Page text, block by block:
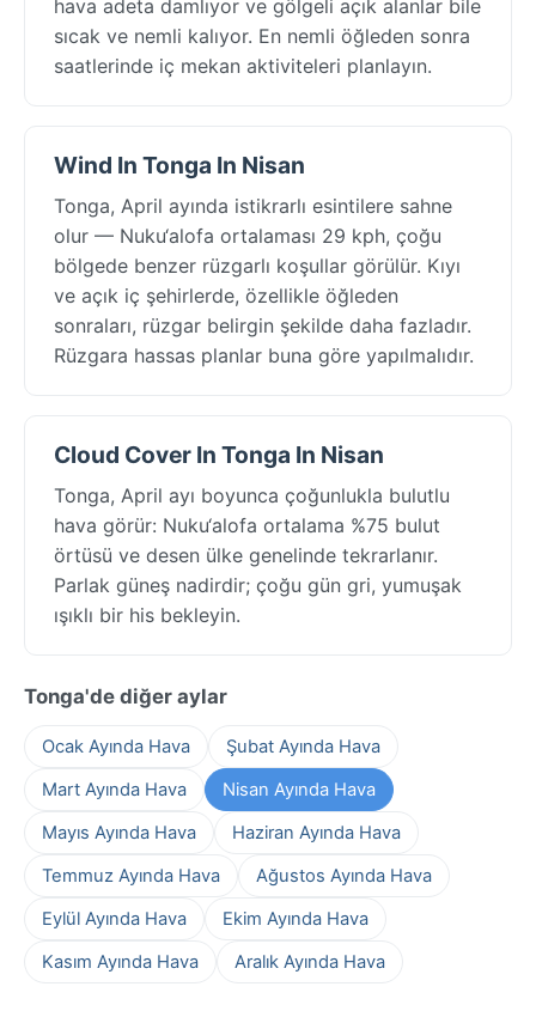
hava adeta damlıyor ve gölgeli açık alanlar bile
sıcak ve nemli kalıyor. En nemli öğleden sonra
saatlerinde iç mekan aktiviteleri planlayın.
Wind In Tonga In Nisan
Tonga, April ayında istikrarlı esintilere sahne
olur — Nuku‘alofa ortalaması 29 kph, çoğu
bölgede benzer rüzgarlı koşullar görülür. Kıyı
ve açık iç şehirlerde, özellikle öğleden
sonraları, rüzgar belirgin şekilde daha fazladır.
Rüzgara hassas planlar buna göre yapılmalıdır.
Cloud Cover In Tonga In Nisan
Tonga, April ayı boyunca çoğunlukla bulutlu
hava görür: Nuku‘alofa ortalama %75 bulut
örtüsü ve desen ülke genelinde tekrarlanır.
Parlak güneş nadirdir; çoğu gün gri, yumuşak
ışıklı bir his bekleyin.
Tonga'de diğer aylar
Ocak Ayında Hava
Şubat Ayında Hava
Mart Ayında Hava
Nisan Ayında Hava
Mayıs Ayında Hava
Haziran Ayında Hava
Temmuz Ayında Hava
Ağustos Ayında Hava
Eylül Ayında Hava
Ekim Ayında Hava
Kasım Ayında Hava
Aralık Ayında Hava